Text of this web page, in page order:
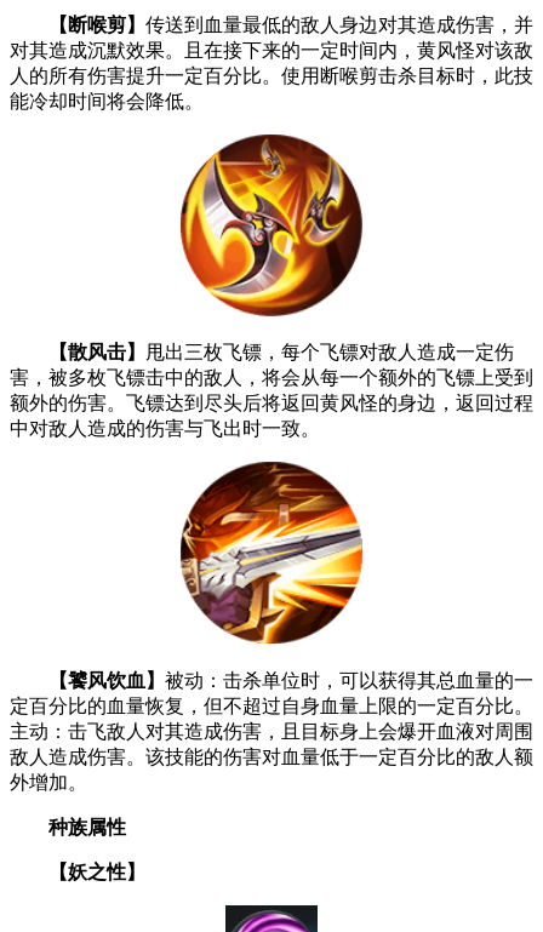
【断喉剪】 传送到血量最低的敌人身边对其造成伤害，并
对其造成沉默效果。且在接下来的一定时间内，黄风怪对该敌
人的所有伤害提升一定百分比。使用断喉剪击杀目标时，此技
能冷却时间将会降低。
【散风击】
甩出三枚飞镖，每个飞镖对敌人造成一定伤
害，被多枚飞镖击中的敌人，将会从每一个额外的飞镖上受到
额外的伤害。飞镖达到尽头后将返回黄风怪的身边，返回过程
中对敌人造成的伤害与飞出时一致。
【饕风饮血】 被动：击杀单位时，可以获得其总血量的一
定百分比的血量恢复，但不超过自身血量上限的一定百分比。
主动：击飞敌人对其造成伤害，且目标身上会爆开血液对周围
敌人造成伤害。该技能的伤害对血量低于一定百分比的敌人额
外增加。
种族属性
【妖之性】